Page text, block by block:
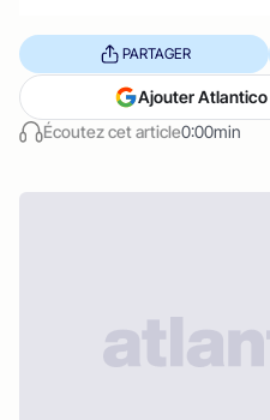
Écoutez cet article0:00min
PARTAGER
Ajouter Atlantico